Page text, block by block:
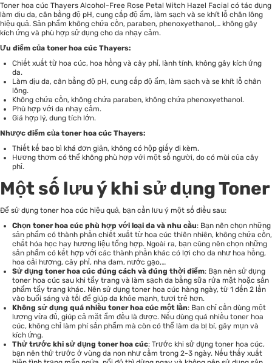
Toner hoa cúc Thayers Alcohol-Free Rose Petal Witch Hazel Facial có tác dụng
làm dịu da, cân bằng độ pH, cung cấp độ ẩm, làm sạch và se khít lỗ chân lông
hiệu quả. Sản phẩm không chứa cồn, paraben, phenoxyethanol,… không gây
kích ứng và phù hợp sử dụng cho da nhạy cảm.
Ưu điểm của toner hoa cúc Thayers:
Chiết xuất từ hoa cúc, hoa hồng và cây phỉ, lành tính, không gây kích ứng
da.
Làm dịu da, cân bằng độ pH, cung cấp độ ẩm, làm sạch và se khít lỗ chân
lông.
Không chứa cồn, không chứa paraben, không chứa phenoxyethanol.
Phù hợp với da nhạy cảm.
Giá hợp lý, dung tích lớn.
Nhược điểm của toner hoa cúc Thayers:
Thiết kế bao bì khá đơn giản, không có hộp giấy đi kèm.
Hương thơm có thể không phù hợp với một số người, do có mùi của cây
phỉ.
Một số lưu ý khi sử dụng Toner
Để sử dụng toner hoa cúc hiệu quả, bạn cần lưu ý một số điều sau:
Chọn toner hoa cúc phù hợp với loại da và nhu cầu: Bạn nên chọn những
sản phẩm có thành phần chiết xuất từ hoa cúc thiên nhiên, không chứa cồn,
chất hóa học hay hương liệu tổng hợp. Ngoài ra, bạn cũng nên chọn những
sản phẩm có kết hợp với các thành phần khác có lợi cho da như hoa hồng,
hoa oải hương, cây phỉ, nha đam, nước gạo,…
Sử dụng toner hoa cúc đúng cách và đúng thời điểm: Bạn nên sử dụng
toner hoa cúc sau khi tẩy trang và làm sạch da bằng sữa rửa mặt hoặc sản
phẩm tẩy trang khác. Nên sử dụng toner hoa cúc hàng ngày, từ 1 đến 2 lần
vào buổi sáng và tối để giúp da khỏe mạnh, tươi trẻ hơn.
Không sử dụng quá nhiều toner hoa cúc một lần: Bạn chỉ cần dùng một
lượng vừa đủ, giúp cả mặt ẩm đều là được. Nếu dùng quá nhiều toner hoa
cúc, không chỉ làm phí sản phẩm mà còn có thể làm da bị bí, gây mụn và
kích ứng.
Thử trước khi sử dụng toner hoa cúc: Trước khi sử dụng toner hoa cúc,
bạn nên thử trước ở vùng da non như cằm trong 2-3 ngày. Nếu thấy xuất